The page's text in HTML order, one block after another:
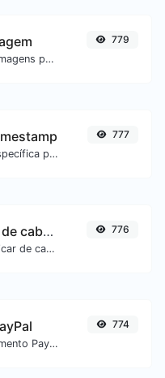
Comprime e otimiza imagens para um tamanho menor mantendo alta qualidade.
779
Converta uma data específica para o formato unix timestamp.
777
Gerador de texto de cabeça para baixo
Inverta o texto para ficar de cabeça para baixo com facilidade.
776
Gere um link de pagamento PayPal com facilidade.
774